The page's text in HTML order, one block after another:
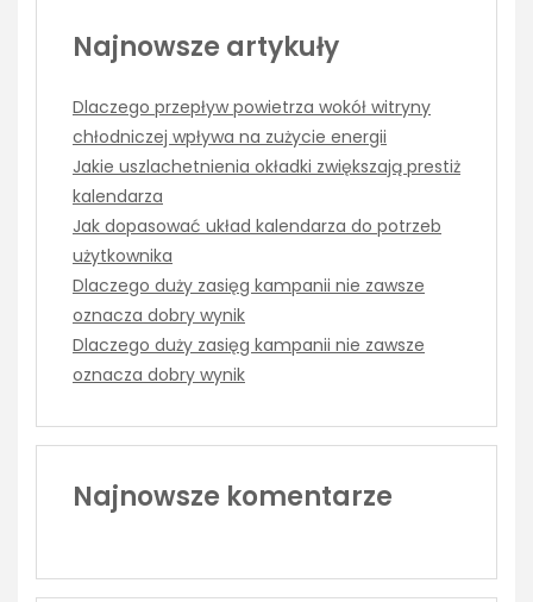
Najnowsze artykuły
Dlaczego przepływ powietrza wokół witryny
chłodniczej wpływa na zużycie energii
Jakie uszlachetnienia okładki zwiększają prestiż
kalendarza
Jak dopasować układ kalendarza do potrzeb
użytkownika
Dlaczego duży zasięg kampanii nie zawsze
oznacza dobry wynik
Dlaczego duży zasięg kampanii nie zawsze
oznacza dobry wynik
Najnowsze komentarze